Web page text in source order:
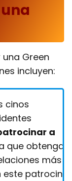
una
Green
incluyen:
cinos
a
que obtengan
más
patrocinio